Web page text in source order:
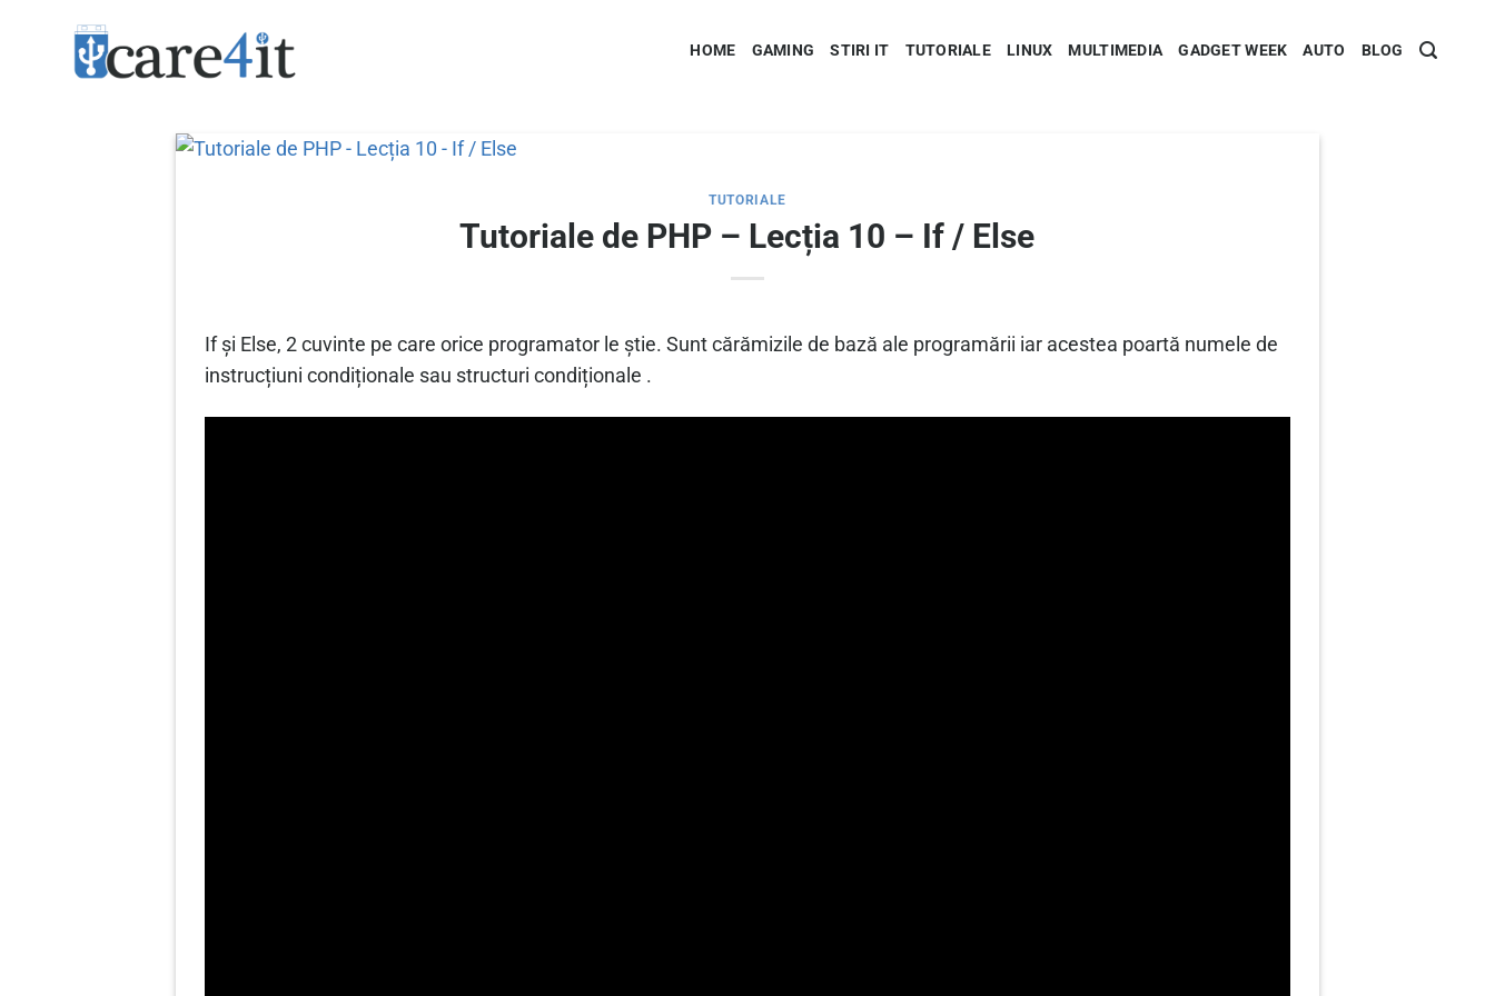
HOME GAMING STIRI IT TUTORIALE LINUX MULTIMEDIA GADGET WEEK AUTO BLOG
TUTORIALE
Tutoriale de PHP – Lecția 10 – If / Else
If și Else, 2 cuvinte pe care orice programator le știe. Sunt cărămizile de bază ale programării iar acestea poartă numele de
instrucțiuni condiționale sau structuri condiționale .